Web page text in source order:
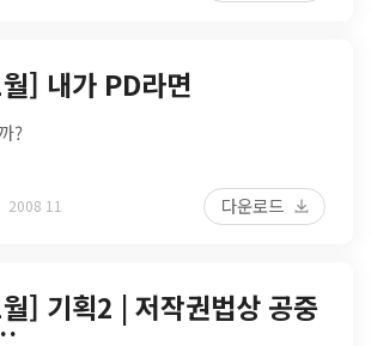
] 내가 PD라면
?
2008 11 다운로드
] 기획2 | 저작권법상 공중